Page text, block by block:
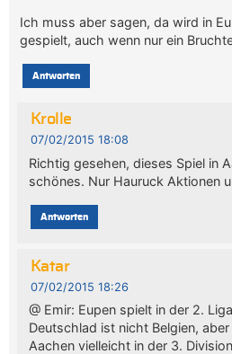
Ich muss aber sagen, da wird in
gespielt, auch wenn nur ein
Antworten
Krolle
07/02/2015 18:08
Richtig gesehen, dieses Spiel in
schönes. Nur Hauruck Aktionen
Antworten
Katar
07/02/2015 18:26
@ Emir: Eupen spielt in der 2.
Deutschlad ist nicht Belgien,
Aachen vielleicht in der 3.